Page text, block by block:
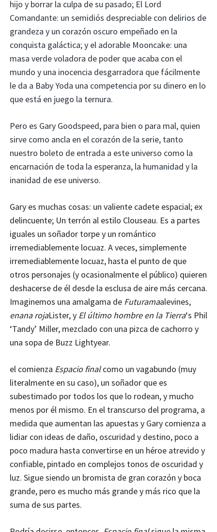
hijo y borrar la culpa de su pasado; El Lord
Comandante: un semidiós despreciable con delirios de
grandeza y un corazón oscuro empeñado en la
conquista galáctica; y el adorable Mooncake: una
masa verde voladora de poder que acaba con el
mundo y una inocencia desgarradora que fácilmente
le da a Baby Yoda una competencia por su dinero en lo
que está en juego la ternura.
Pero es Gary Goodspeed, para bien o para mal, quien
sirve como ancla en el corazón de la serie, tanto
nuestro boleto de entrada a este universo como la
encarnación de toda la esperanza, la humanidad y la
inanidad de ese universo.
Gary es muchas cosas: un valiente cadete espacial; ex
delincuente; Un terrón al estilo Clouseau. Es a partes
iguales un soñador torpe y un romántico
irremediablemente locuaz. A veces, simplemente
irremediablemente locuaz, hasta el punto de que
otros personajes (y ocasionalmente el público) quieren
deshacerse de él desde la esclusa de aire más cercana.
Imaginemos una amalgama de Futuramaalevines,
enana rojaLister, y El último hombre en la Tierra‘s Phil
‘Tandy’ Miller, mezclado con una pizca de cachorro y
una sopa de Buzz Lightyear.
el comienza Espacio finalcomo un vagabundo (muy
literalmente en su caso), un soñador que es
subestimado por todos los que lo rodean, y mucho
menos por él mismo. En el transcurso del programa, a
medida que aumentan las apuestas y Gary comienza a
lidiar con ideas de daño, oscuridad y destino, poco a
poco madura hasta convertirse en un héroe atrevido y
confiable, pintado en complejos tonos de oscuridad y
luz. Sigue siendo un bromista de gran corazón y boca
grande, pero es mucho más grande y más rico que la
suma de sus partes.